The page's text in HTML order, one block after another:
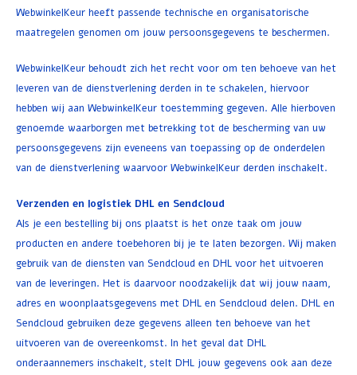
WebwinkelKeur heeft passende technische en organisatorische
maatregelen genomen om jouw persoonsgegevens te beschermen.
WebwinkelKeur behoudt zich het recht voor om ten behoeve van het
leveren van de dienstverlening derden in te schakelen, hiervoor
hebben wij aan WebwinkelKeur toestemming gegeven. Alle hierboven
genoemde waarborgen met betrekking tot de bescherming van uw
persoonsgegevens zijn eveneens van toepassing op de onderdelen
van de dienstverlening waarvoor WebwinkelKeur derden inschakelt.
Verzenden en logistiek DHL en Sendcloud
Als je een bestelling bij ons plaatst is het onze taak om jouw
producten en andere toebehoren bij je te laten bezorgen. Wij maken
gebruik van de diensten van Sendcloud en DHL voor het uitvoeren
van de leveringen. Het is daarvoor noodzakelijk dat wij jouw naam,
adres en woonplaatsgegevens met DHL en Sendcloud delen. DHL en
Sendcloud gebruiken deze gegevens alleen ten behoeve van het
uitvoeren van de overeenkomst. In het geval dat DHL
onderaannemers inschakelt, stelt DHL jouw gegevens ook aan deze